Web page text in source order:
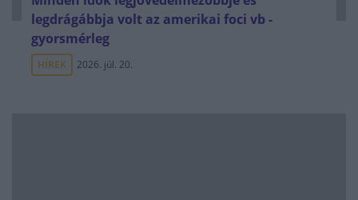
legdrágábbja volt az amerikai foci vb -
gyorsmérleg
HÍREK 2026. júl. 20.